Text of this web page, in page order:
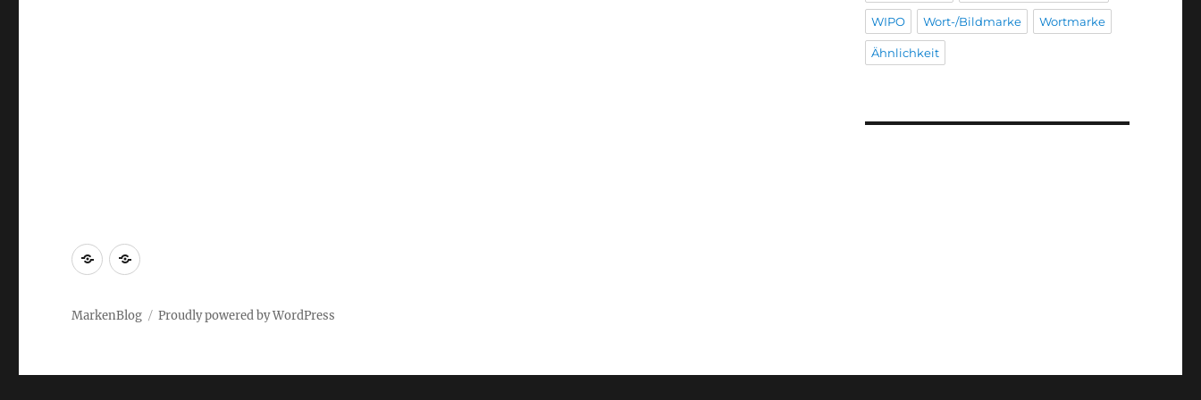
WIPO Wort-/Bildmarke Wortmarke
Ähnlichkeit
Markenrecherche
Gastbeiträge
MarkenBlog Proudly powered by WordPress